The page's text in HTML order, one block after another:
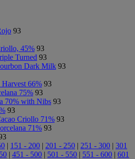
93
45% 93
Turned 93
Dark Milk 93
66% 93
75% 93
70% with Nibs 93
93
Criollo 71% 93
71% 93
| 151 - 200 | 201 - 250 | 251 - 300 | 301
| 451 - 500 | 501 - 550 | 551 - 600 | 601